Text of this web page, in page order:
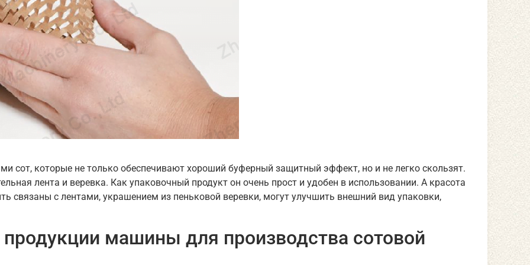
сот, которые не только обеспечивают хороший буферный защитный эффект, но и не легко скользят.
лента и веревка. Как упаковочный продукт он очень прост и удобен в использовании. А красота
связаны с лентами, украшением из пеньковой веревки, могут улучшить внешний вид упаковки,
машины для производства сотовой